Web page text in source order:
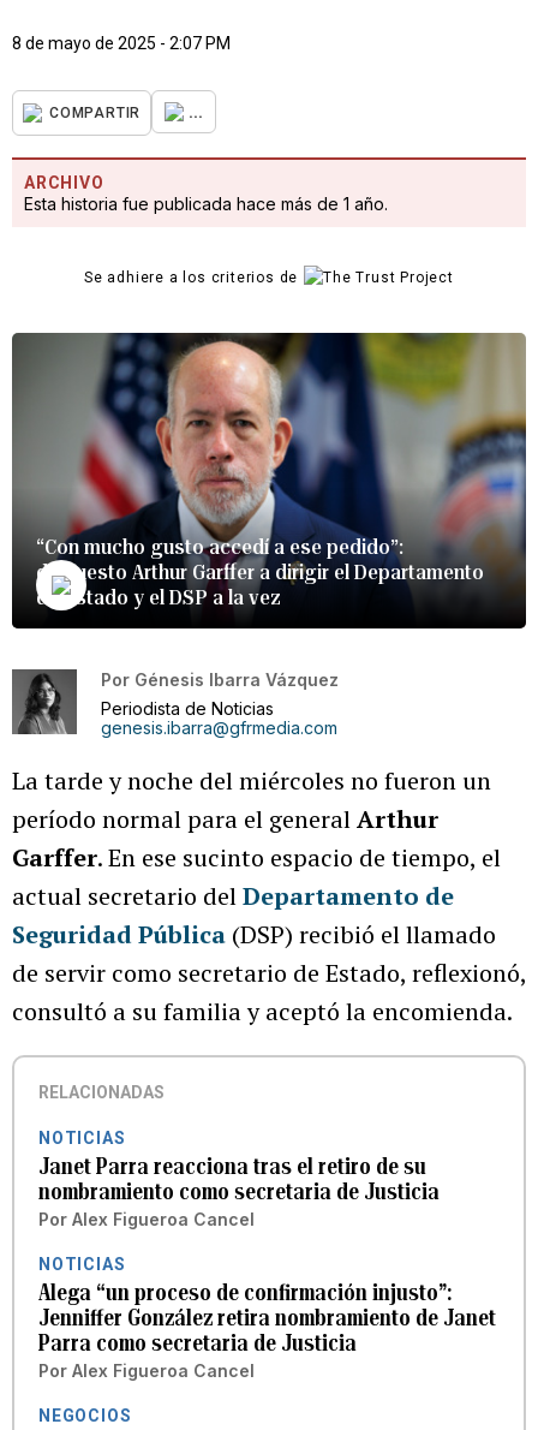
8 de mayo de 2025 - 2:07 PM
COMPARTIR ...
ARCHIVO
Esta historia fue publicada hace más de 1 año.
Se adhiere a los criterios de
“Con mucho gusto accedí a ese pedido”:
dispuesto Arthur Garffer a dirigir el Departamento
de Estado y el DSP a la vez
Por Génesis Ibarra Vázquez
Periodista de Noticias
genesis.ibarra@gfrmedia.com
La tarde y noche del miércoles no fueron un
período normal para el generalArthur
Garffer. En ese sucinto espacio de tiempo, el
actual secretario delDepartamento de
Seguridad Pública (DSP) recibió el llamado
de servir como secretario de Estado, reflexionó,
consultó a su familia y aceptó la encomienda.
RELACIONADAS
NOTICIAS
Janet Parra reacciona tras el retiro de su
nombramiento como secretaria de Justicia
Por Alex Figueroa Cancel
NOTICIAS
Alega “un proceso de confirmación injusto”:
Jenniffer González retira nombramiento de Janet
Parra como secretaria de Justicia
Por Alex Figueroa Cancel
NEGOCIOS